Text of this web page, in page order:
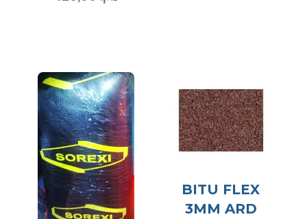
BITU FLEX
3MM ARD